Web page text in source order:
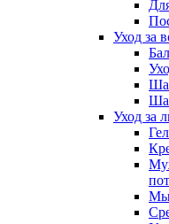
Уход за
Уход за